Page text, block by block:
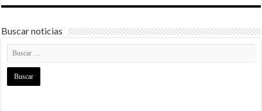
Buscar noticias